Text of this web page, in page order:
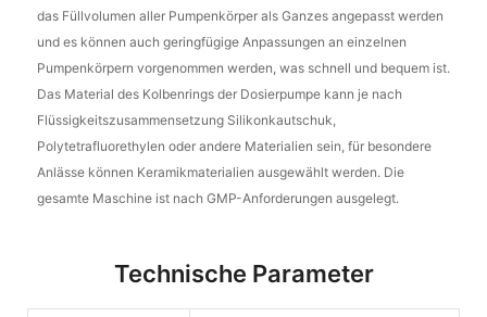
das Füllvolumen aller Pumpenkörper als Ganzes angepasst werden
und es können auch geringfügige Anpassungen an einzelnen
Pumpenkörpern vorgenommen werden, was schnell und bequem ist.
Das Material des Kolbenrings der Dosierpumpe kann je nach
Flüssigkeitszusammensetzung Silikonkautschuk,
Polytetrafluorethylen oder andere Materialien sein, für besondere
Anlässe können Keramikmaterialien ausgewählt werden. Die
gesamte Maschine ist nach GMP-Anforderungen ausgelegt.
Technische Parameter